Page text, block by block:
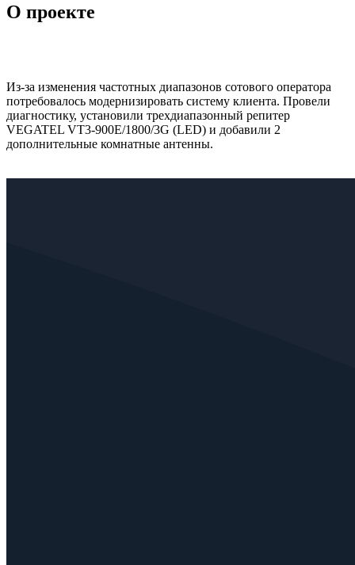
О проекте
Из-за изменения частотных диапазонов сотового оператора
потребовалось модернизировать систему клиента. Провели
диагностику, установили трехдиапазонный репитер
VEGATEL VT3-900E/1800/3G (LED) и добавили 2
дополнительные комнатные антенны.